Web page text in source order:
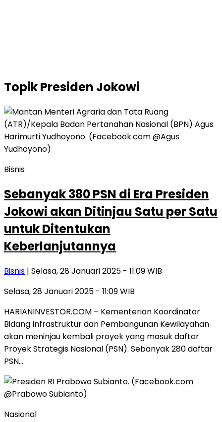
TopikPresiden Jokowi
Bisnis
Sebanyak 380 PSN di Era Presiden
Jokowi akan Ditinjau Satu per Satu
untuk Ditentukan
Keberlanjutannya
Bisnis | Selasa, 28 Januari 2025 - 11:09 WIB
Selasa, 28 Januari 2025 - 11:09 WIB
HARIANINVESTOR.COM – Kementerian Koordinator
Bidang Infrastruktur dan Pembangunan Kewilayahan
akan meninjau kembali proyek yang masuk daftar
Proyek Strategis Nasional (PSN). Sebanyak 280 daftar
PSN…
Nasional